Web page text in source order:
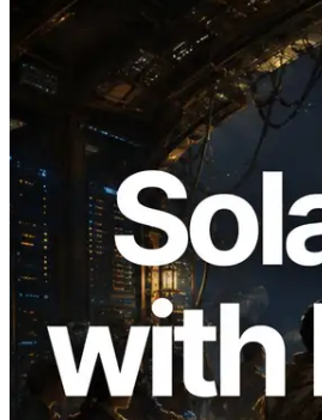
2026.08.05
ERPC Memperluas
API dengan
Region Global —
API Juga Diluncurkan